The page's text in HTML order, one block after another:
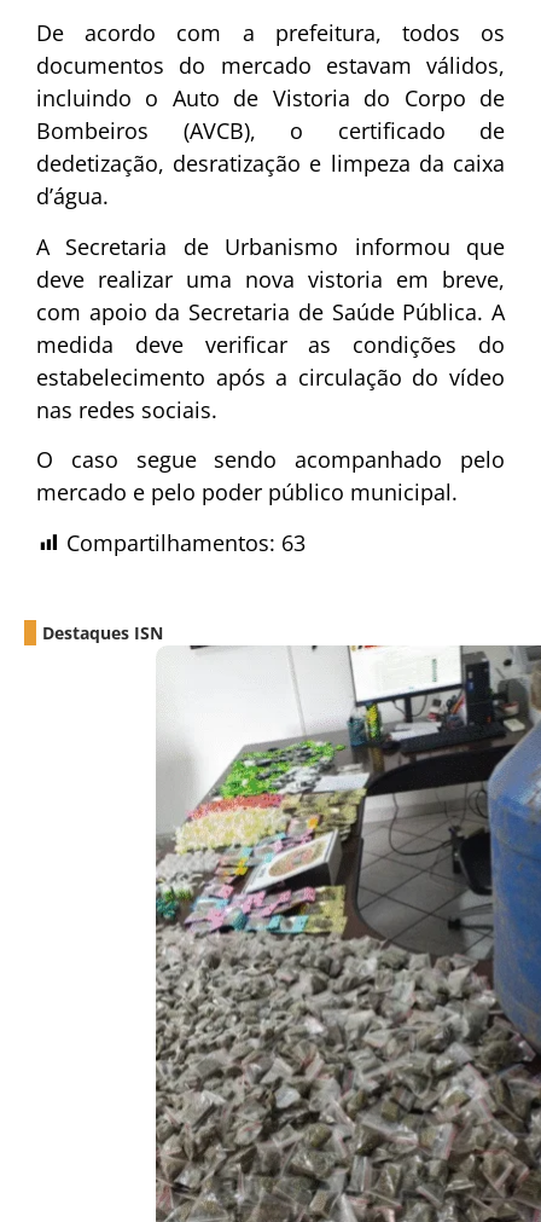
De acordo com a prefeitura, todos os
documentos do mercado estavam válidos,
incluindo o Auto de Vistoria do Corpo de
Bombeiros (AVCB), o certificado de
dedetização, desratização e limpeza da caixa
d’água.
A Secretaria de Urbanismo informou que
deve realizar uma nova vistoria em breve,
com apoio da Secretaria de Saúde Pública. A
medida deve verificar as condições do
estabelecimento após a circulação do vídeo
nas redes sociais.
O caso segue sendo acompanhado pelo
mercado e pelo poder público municipal.
Compartilhamentos: 63
Destaques ISN